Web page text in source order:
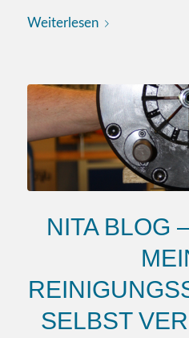
Weiterlesen
NITA BLOG
SELBST